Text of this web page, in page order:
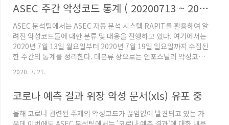
을 다운로드하게 된다. 메일에는 DOC 파일 뿐만 아니라, PDF 형태
의 파일도 첨부되어 유포되고 있다. PDF 파일에는 아래와 같이 지불
과 관련된 내용을 포함하고 있으며 DocuSign 사이트로 위장한 링
크가 첨부되어 있다. 하지만 해당 ..
ASEC 주간 악성코드 통계 ( 20200713 ~ 20200719 )
ASEC 분석팀에서는 ASEC 자동 분석 시스템 RAPIT를 활용하여 알
려진 악성코드들에 대한 분류 및 대응을 진행하고 있다. 여기에서는
2020년 7월 13일 월요일부터 2020년 7월 19일 일요일까지 수집된
한 주간의 통계를 정리한다. 대분류 상으로는 인포스틸러 악성코드
코드가 18.5%, RAT (Remote Administration Tool) 악성코드
드는 6.8%를 차지하였으며 랜섬웨어가 1.4%로 그 뒤를 따랐다.
Top 1 -Lokibot 이번 주는 Lokibot이 19.4%를 차지하며 1위를
차지했다. 인포스틸러 악성코드로서 대부분의 웹 브라우저,..
2020. 7. 21.
코로나 예측 결과 위장 악성 문서(xls) 유포 중
올해 코로나 관련된 주제의 악성코드가 끊임없이 발견되고 있는 가